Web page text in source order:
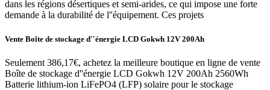
dans les régions désertiques et semi-arides, ce qui impose une forte
demande à la durabilité de l''équipement. Ces projets
Vente Boîte de stockage d''énergie LCD Gokwh 12V 200Ah
Seulement 386,17€, achetez la meilleure boutique en ligne de vente
Boîte de stockage d''énergie LCD Gokwh 12V 200Ah 2560Wh
Batterie lithium-ion LiFePO4 (LFP) solaire pour le stockage